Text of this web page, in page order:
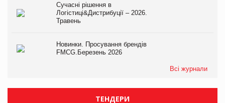
Сучасні рішення в
Логістиці&Дистрибуції – 2026.
Травень
Новинки. Просування брендів
FMCG.Березень 2026
Всі журнали
ТЕНДЕРИ